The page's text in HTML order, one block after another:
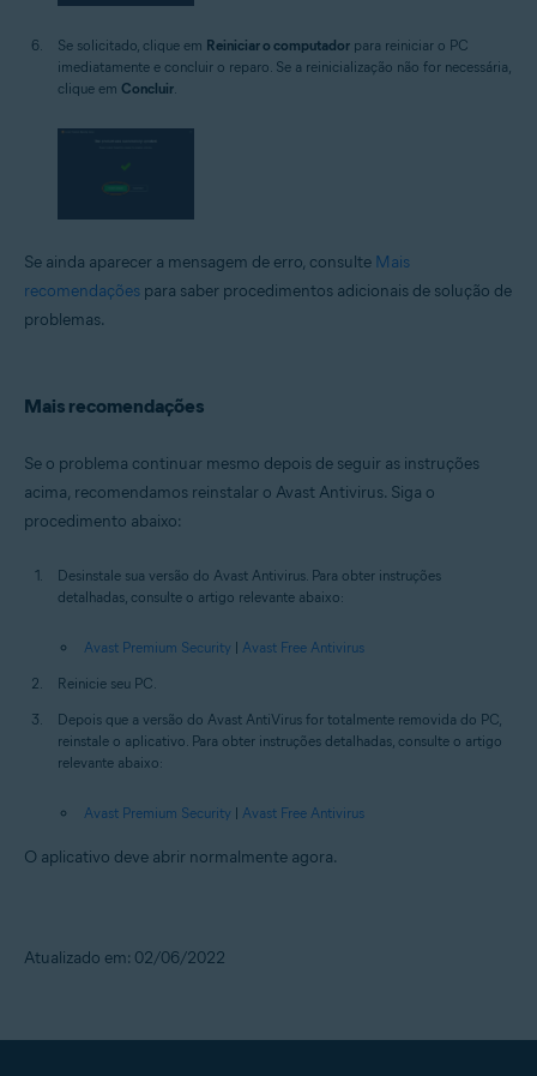
Se solicitado, clique em Reiniciar o computador para reiniciar o PC
imediatamente e concluir o reparo. Se a reinicialização não for necessária,
clique em Concluir
Se ainda aparecer a mensagem de erro, consulte Mais
recomendações para saber procedimentos adicionais de solução de
problemas.
Mais recomendações
Se o problema continuar mesmo depois de seguir as instruções
acima, recomendamos reinstalar o Avast Antivirus. Siga o
procedimento abaixo:
Desinstale sua versão do Avast Antivirus. Para obter instruções
detalhadas, consulte o artigo relevante abaixo:
Avast Premium Security | Avast Free Antivirus
Reinicie seu PC.
Depois que a versão do Avast AntiVirus for totalmente removida do PC,
reinstale o aplicativo. Para obter instruções detalhadas, consulte o artigo
relevante abaixo:
Avast Premium Security | Avast Free Antivirus
O aplicativo deve abrir normalmente agora.
Atualizado em: 02/06/2022